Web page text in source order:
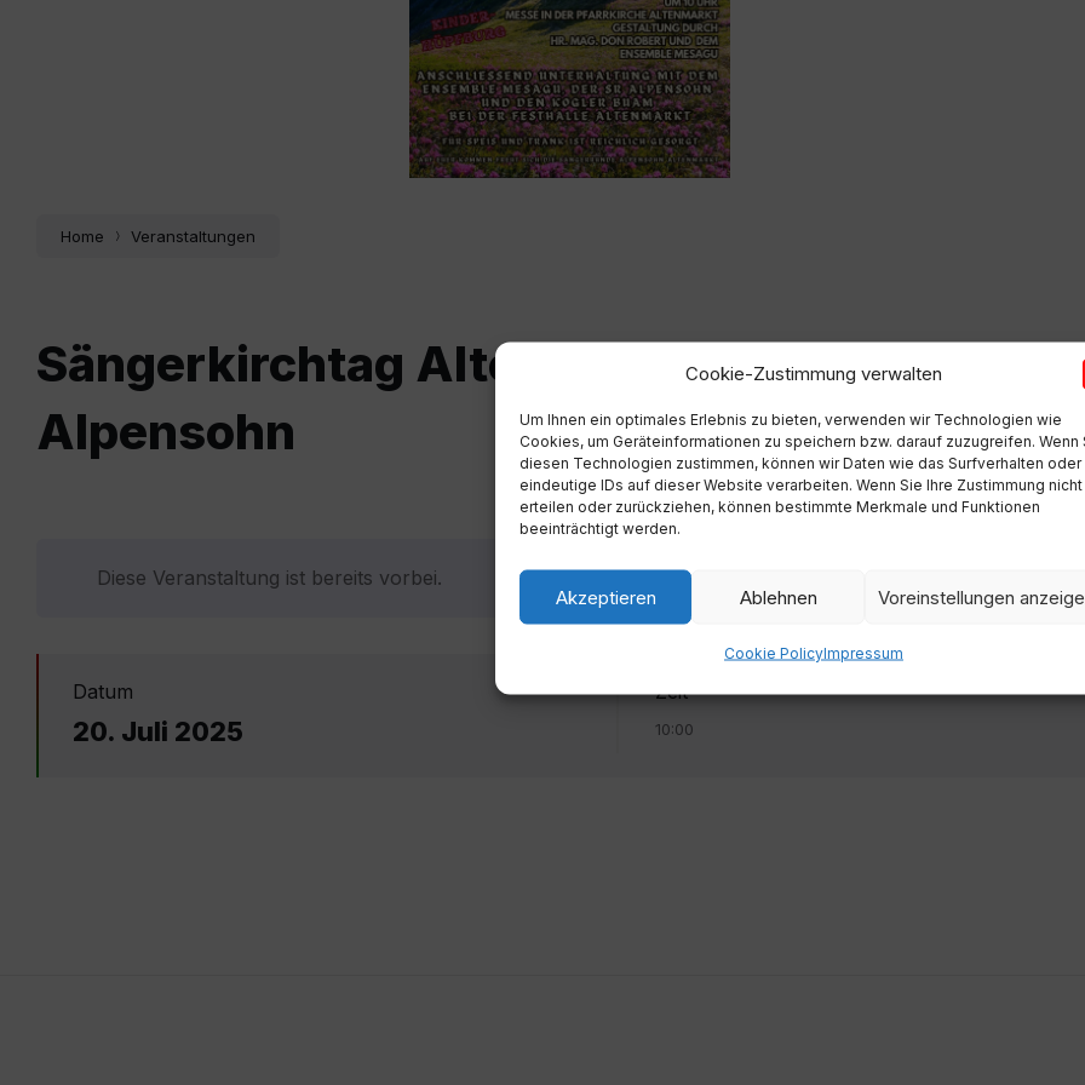
Cookie-Zustimmung verwalten
Um Ihnen ein optimales Erlebnis zu bieten, verwenden wir Technologien wie
Cookies, um Geräteinformationen zu speichern bzw. darauf zuzugreifen. Wenn
diesen Technologien zustimmen, können wir Daten wie das Surfverhalten oder
eindeutige IDs auf dieser Website verarbeiten. Wenn Sie Ihre Zustimmung nicht
erteilen oder zurückziehen, können bestimmte Merkmale und Funktionen
beeinträchtigt werden.
Akzeptieren Ablehnen Voreinstellungen
Cookie PolicyImpressum
Home Veranstaltungen
Sängerkirchtag Altenmarkt / SR
Alpensohn
Diese Veranstaltung ist bereits vorbei.
Datum
20. Juli 2025
Zeit
10:00